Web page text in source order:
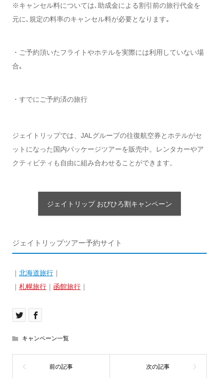
※キャンセル料については､助成金による割引前の旅行代金を
元に､規定の料率のキャンセル料が必要となります｡
・ご予約頂いたフライトやホテルを実際には利用していない場
合｡
・すでにご予約済の旅行
ジェイトリップでは、JALグループの往復航空券とホテルがセ
ットになった国内パッケージツアーを販売中。レンタカーやア
クティビティも自由に組み合わせることができます。
ジェイトリップ おびひろ割キャンペーン
ジェイトリップツアー予約サイト
｜ 北海道旅行｜
｜ 札幌旅行｜ 函館旅行｜
キャンペーン一覧